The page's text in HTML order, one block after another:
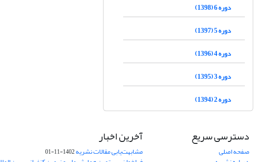
دوره 6 (1398)
دوره 5 (1397)
دوره 4 (1396)
دوره 3 (1395)
دوره 2 (1394)
دسترسی سریع
صفحه اصلی
آخرین اخبار
مشابهت‌یابی مقالات نشریه1402-11-01